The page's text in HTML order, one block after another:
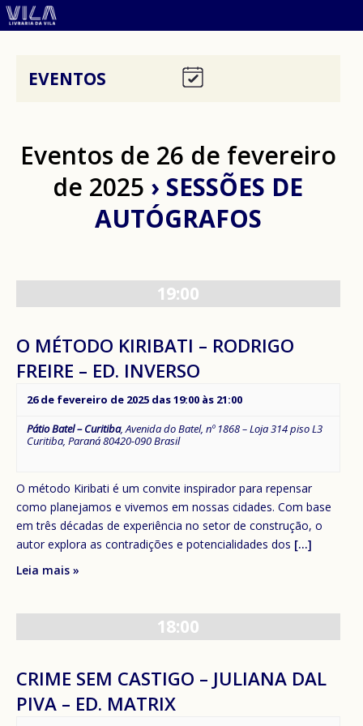
EVENTOS
Eventos de 26 de fevereiro
de 2025 › SESSÕES DE
AUTÓGRAFOS
19:00
O MÉTODO KIRIBATI – RODRIGO
FREIRE – ED. INVERSO
26 de fevereiro de 2025 das 19:00 às 21:00
Pátio Batel – Curitiba,Avenida do Batel, nº 1868 – Loja 314 piso L3
Curitiba, Paraná80420-090Brasil
O método Kiribati é um convite inspirador para repensar
como planejamos e vivemos em nossas cidades. Com base
em três décadas de experiência no setor de construção, o
autor explora as contradições e potencialidades dos [...]
Leia mais »
18:00
CRIME SEM CASTIGO – JULIANA DAL
PIVA – ED. MATRIX